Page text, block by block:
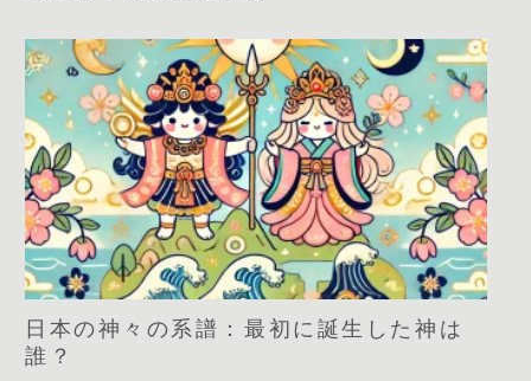
日本の神々の系譜：最初に誕生した神は
誰？